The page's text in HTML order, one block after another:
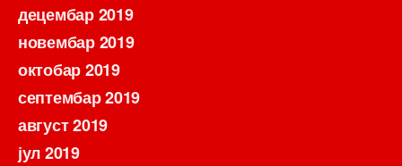
децембар 2019
новембар 2019
октобар 2019
септембар 2019
август 2019
јул 2019